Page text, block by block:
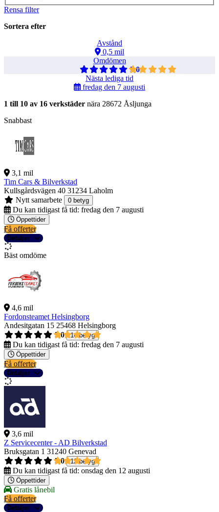
Rensa filter
Sortera efter
Avstånd
0,5 mil
Omdömen
5,0
Nästa lediga tid
fredag den 7 augusti
1 till 10 av 16 verkstäder nära 28672 Åsljunga
Snabbast
3,1 mil
Tim Cars & Bilverkstad
Kullsgårdsvägen 40 31234 Laholm
Nytt samarbete
0 betyg
Du kan tidigast få tid: fredag den 7 augusti
Öppettider
Få offerter
Detaljer
Bäst omdöme
4,6 mil
Fordonsteamet Helsingborg
Andesitgatan 15 25468 Helsingborg
5,0
14 betyg
Du kan tidigast få tid: fredag den 7 augusti
Öppettider
Få offerter
Detaljer
3,6 mil
Z Servicecenter - AD Bilverkstad
Bruksgatan 1 31240 Genevad
5,0
12 betyg
Du kan tidigast få tid: onsdag den 12 augusti
Öppettider
Gratis lånebil
Få offerter
Detaljer